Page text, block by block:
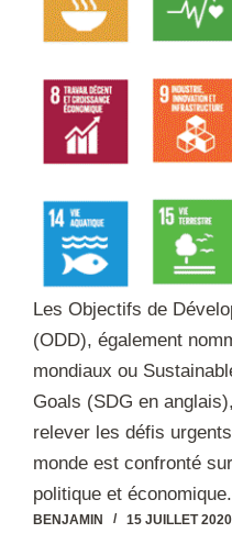
Les Objectifs de
(ODD), également
mondiaux ou
Goals (SDG en
relever les défis
monde est confronté
politique et
BENJAMIN 15 JUILLET 2020